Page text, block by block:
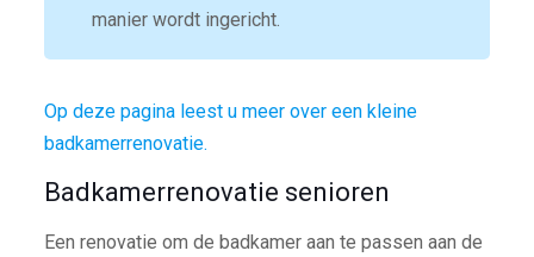
manier wordt ingericht.
Op deze pagina leest u meer over een kleine
badkamerrenovatie.
Badkamerrenovatie senioren
Een renovatie om de badkamer aan te passen aan de